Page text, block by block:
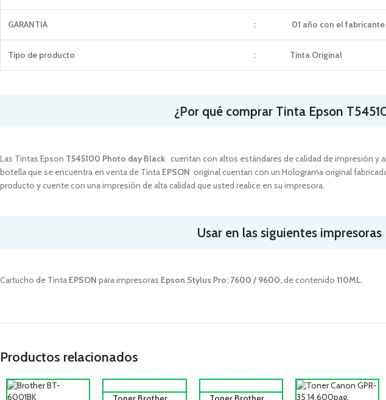
GARANTIA : 01 año con el fabricante
Tipo de producto : Tinta Original
¿Por qué comprar Tinta Epson
Las Tintas Epson T545100 Photo day Black cuentan con altos estándares de calidad de impresión y
botella que se encuentra en venta de Tinta EPSON original cuentan con un Holograma original
producto y cuente con una impresión de alta calidad que usted realice en su impresora.
Usar en las siguientes impresoras
Cartucho de Tinta EPSON para impresoras Epson Stylus Pro: 7600 / 9600,de contenido 110ML.
Productos relacionados